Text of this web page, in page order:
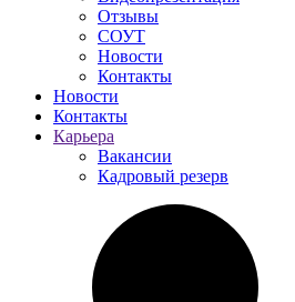
Отзывы
СОУТ
Новости
Контакты
Новости
Контакты
Карьера
Вакансии
Кадровый резерв